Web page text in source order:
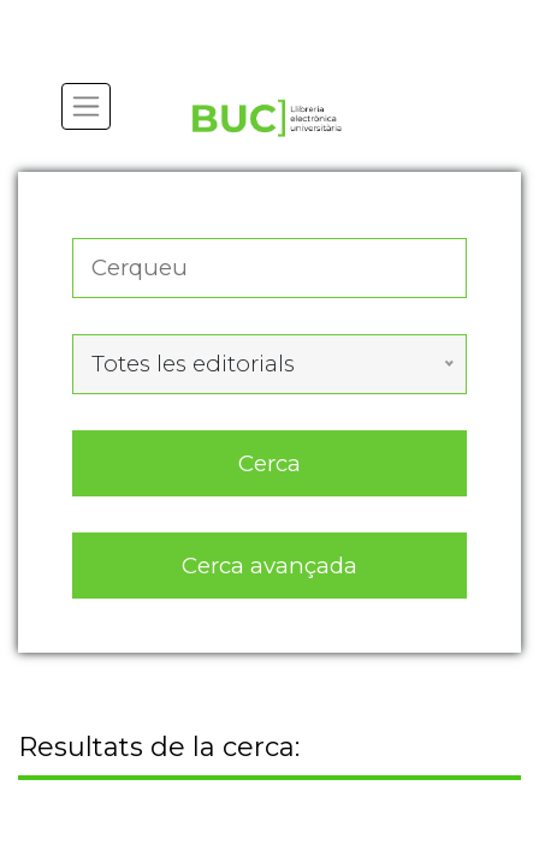
Totes les editorials
Cerca
Cerca avançada
Resultats de la cerca: